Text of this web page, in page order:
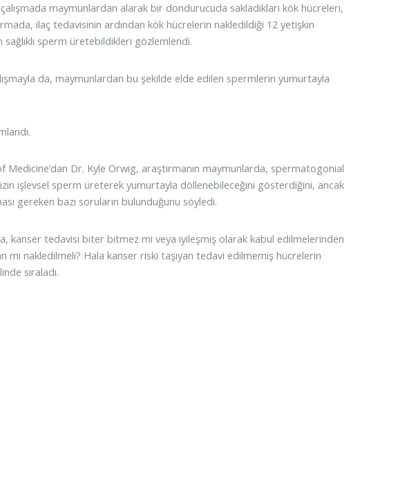
maymunlardan alarak bir dondurucuda sakladıkları kök hücreleri,
ilaç tedavisinin ardından kök hücrelerin nakledildiği 12 yetişkin
sperm üretebildikleri gözlemlendi.
da, maymunlardan bu şekilde elde edilen spermlerin yumurtayla
Medicine’dan Dr. Kyle Orwig, araştırmanın maymunlarda, spermatogonial
işlevsel sperm üreterek yumurtayla döllenebileceğini gösterdiğini, ancak
gereken bazı soruların bulunduğunu söyledi.
kanser tedavisi biter bitmez mi veya iyileşmiş olarak kabul edilmelerinden
mı nakledilmeli? Hala kanser riski taşıyan tedavi edilmemiş hücrelerin
sıraladı.